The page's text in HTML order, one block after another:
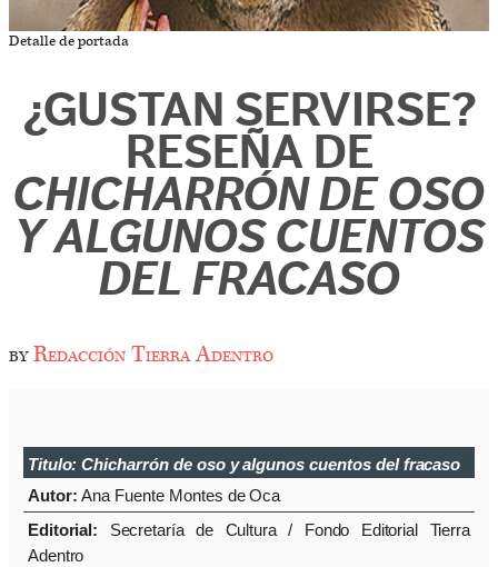
Detalle de portada
¿GUSTAN SERVIRSE?
RESEÑA DE
CHICHARRÓN DE OSO
Y ALGUNOS CUENTOS
DEL FRACASO
byRedacción Tierra Adentro
Titulo:Chicharrón de oso y algunos cuentos del fracaso
Autor:Ana Fuente Montes de Oca
Editorial: Secretaría de Cultura / Fondo Editorial Tierra
Adentro